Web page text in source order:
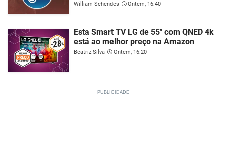
William Schendes Ontem, 16:40
Esta Smart TV LG de 55" com QNED 4k
está ao melhor preço na Amazon
Beatriz Silva Ontem, 16:20